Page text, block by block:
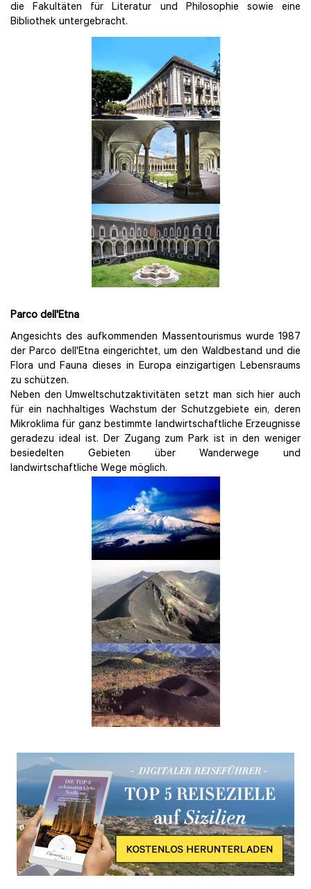
die Fakultäten für Literatur und Philosophie sowie eine
Bibliothek untergebracht.
Parco dell'Etna
Angesichts des aufkommenden Massentourismus wurde 1987
der Parco dell'Etna eingerichtet, um den Waldbestand und die
Flora und Fauna dieses in Europa einzigartigen Lebensraums
zu schützen.
Neben den Umweltschutzaktivitäten setzt man sich hier auch
für ein nachhaltiges Wachstum der Schutzgebiete ein, deren
Mikroklima für ganz bestimmte landwirtschaftliche Erzeugnisse
geradezu ideal ist. Der Zugang zum Park ist in den weniger
besiedelten Gebieten über Wanderwege und
landwirtschaftliche Wege möglich.